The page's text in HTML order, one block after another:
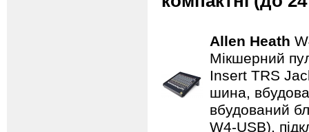
Allen Heath
Мікшерний
Insert TRS
шина,
вбудований
W4-USB),